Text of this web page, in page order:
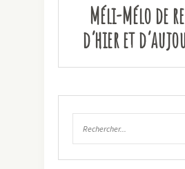
Méli-Mélo de
d’hier et